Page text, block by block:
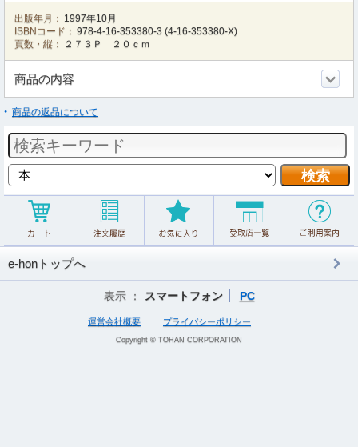
出版年月： 1997年10月
ISBNコード： 978-4-16-353380-3 (4-16-353380-X)
頁数・縦：
２７３Ｐ ２０ｃｍ
商品の内容
商品の返品について
e-honトップへ
表示 ： スマートフォン PC
運営会社概要 プライバシーポリシー
Copyright © TOHAN CORPORATION